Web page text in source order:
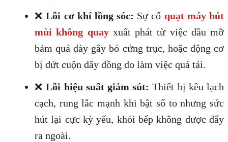
❌Lỗi cơ khí lồng sóc: Sự cố quạt máy hút
mùi không quayxuất phát từ việc dầu mỡ
bám quá dày gây bó cứng trục, hoặc động cơ
bị đứt cuộn dây đồng do làm việc quá tải.
❌Lỗi hiệu suất giảm sút: Thiết bị kêu lạch
cạch, rung lắc mạnh khi bật số to nhưng sức
hút lại cực kỳ yếu, khói bếp không được đẩy
ra ngoài.